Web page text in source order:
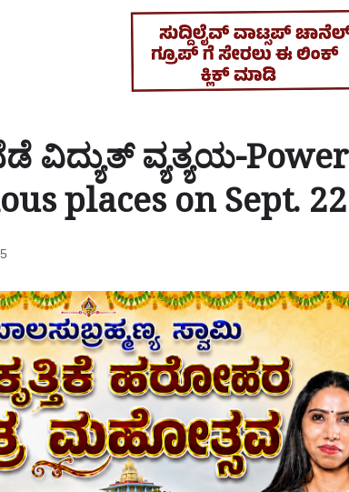
ವಿದ್ಯುತ್ ವ್ಯತ್ಯಯ-Power
places on Sept. 22